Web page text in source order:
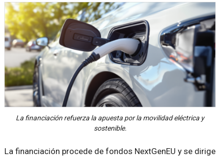
La financiación refuerza la apuesta por la movilidad eléctrica y
sostenible.
La financiación procede de fondos NextGenEU y se dirige